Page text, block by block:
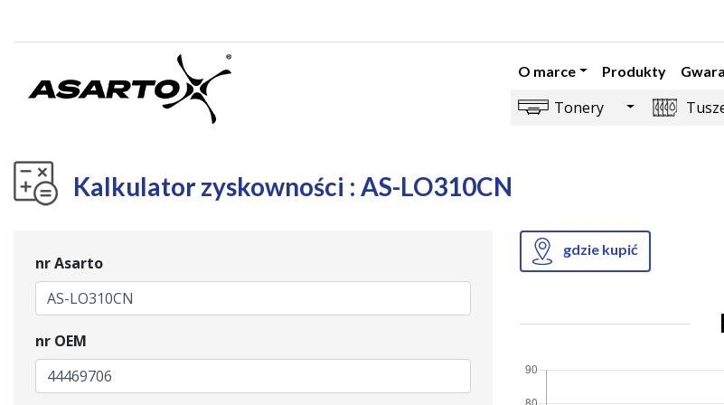
O marce Produkty
Tonery Toggle
Kalkulator zyskowności : AS-LO310CN
nr Asarto
nr OEM
gdzie kupić